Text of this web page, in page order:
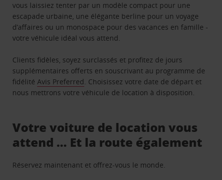
vous laissiez tenter par un modèle compact pour une
escapade urbaine, une élégante berline pour un voyage
d’affaires ou un monospace pour des vacances en famille -
votre véhicule idéal vous attend.
Clients fidèles, soyez surclassés et profitez de jours
supplémentaires offerts en souscrivant au programme de
fidélitéAvis Preferred. Choisissez votre date de départ et
nous mettrons votre véhicule de location à disposition.
Votre voiture de location vous
attend … Et la route également
Réservez maintenant et offrez-vous le monde.